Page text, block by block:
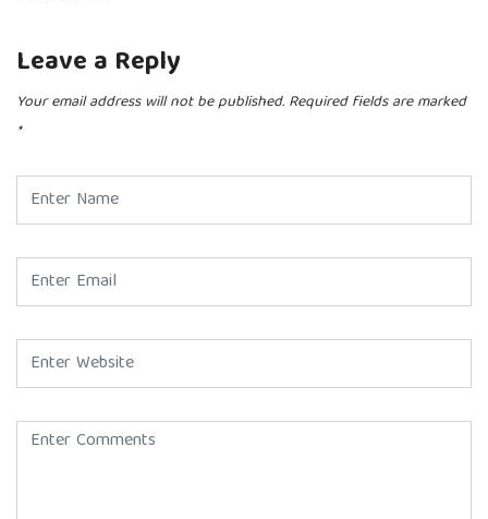
Leave a Reply
Your email address will not be published. Required fields are marked
*